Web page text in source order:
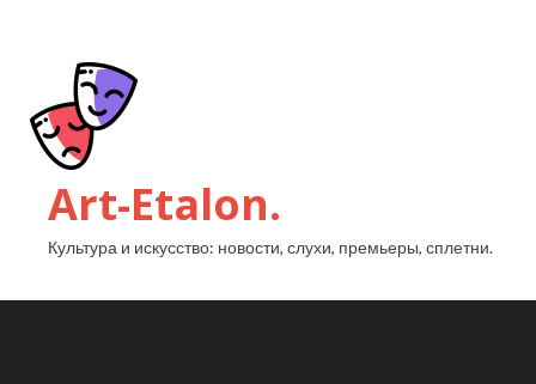
Art-Etalon.
Культура и искусство: новости, слухи, премьеры, сплетни.